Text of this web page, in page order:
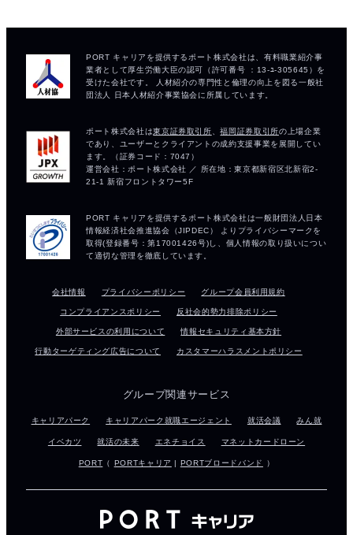
会社情報 プライバシーポリシー グループ会員利用規約
コンプライアンスポリシー 反社会的勢力排除ポリシー
外部サービスの利用について 情報セキュリティ基本方針
行動ターゲティング広告について カスタマーハラスメントポリシー